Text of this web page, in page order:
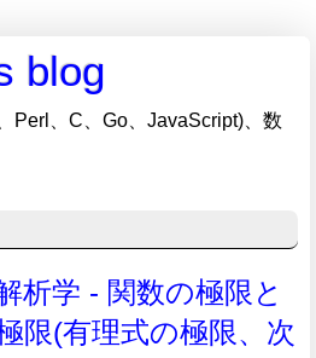
blog
Perl、C、Go、JavaScript)、数
析学 - 関数の極限と
限(有理式の極限、次